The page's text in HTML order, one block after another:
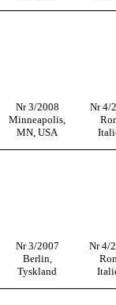
Nr 3/2008
Minneapolis,
MN, USA
Nr 4/
Nr 3/2007
Berlin,
Tyskland
Nr 4/